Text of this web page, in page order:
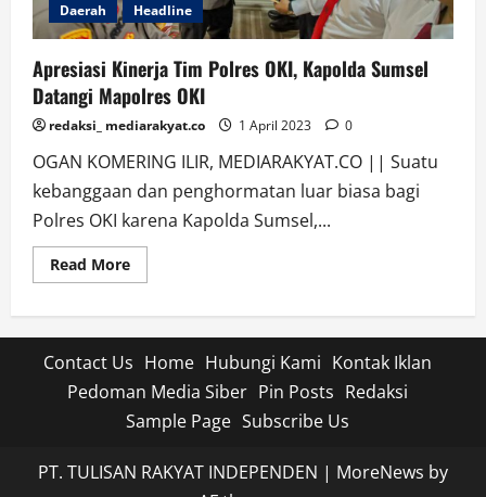
Daerah Headline
Apresiasi Kinerja Tim Polres OKI, Kapolda Sumsel
Datangi Mapolres OKI
redaksi_ mediarakyat.co 1 April 2023 0
OGAN KOMERING ILIR, MEDIARAKYAT.CO || Suatu
kebanggaan dan penghormatan luar biasa bagi
Polres OKI karena Kapolda Sumsel,...
Read MoreRead
more
Tim
Polres
OKI,
Kapolda
Sumsel
Datangi
Mapolres
Contact Us Home Hubungi Kami Kontak Iklan
Pedoman Media Siber Pin Posts Redaksi
Sample Page Subscribe Us
PT. TULISAN RAKYAT INDEPENDEN | MoreNews by